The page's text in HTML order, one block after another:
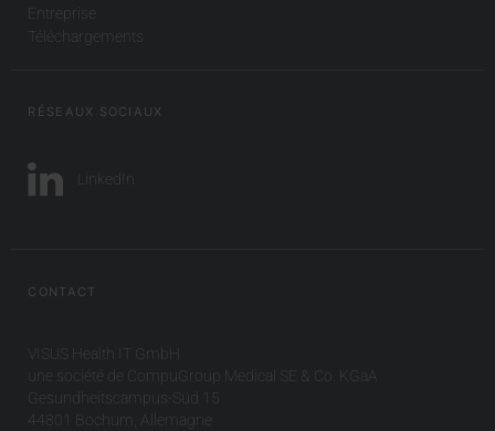
Entreprise
Téléchargements
RÉSEAUX SOCIAUX
LinkedIn
CONTACT
VISUS Health IT GmbH
une société de CompuGroup Medical SE & Co. KGaA
Gesundheitscampus-Süd 15
44801 Bochum, Allemagne